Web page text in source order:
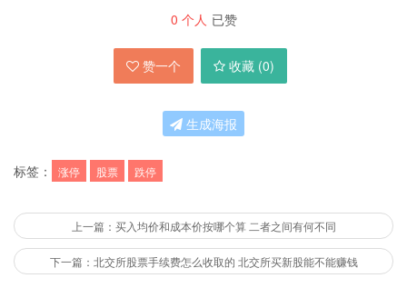
0 个人 已赞
赞一个 收藏 (0)
生成海报
标签： 涨停 股票 跌停
上一篇：买入均价和成本价按哪个算 二者之间有何不同
下一篇：北交所股票手续费怎么收取的 北交所买新股能不能赚钱